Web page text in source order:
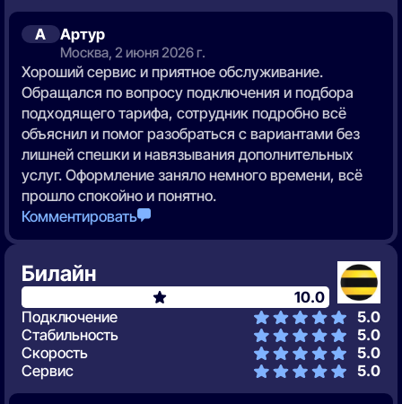
А Артур
Москва, 2 июня 2026 г.
Хороший сервис и приятное обслуживание.
Обращался по вопросу подключения и подбора
подходящего тарифа, сотрудник подробно всё
объяснил и помог разобраться с вариантами без
лишней спешки и навязывания дополнительных
услуг. Оформление заняло немного времени, всё
прошло спокойно и понятно.
Комментировать
Билайн
10.0
Подключение
5.0
Стабильность
5.0
Скорость
5.0
Сервис
5.0